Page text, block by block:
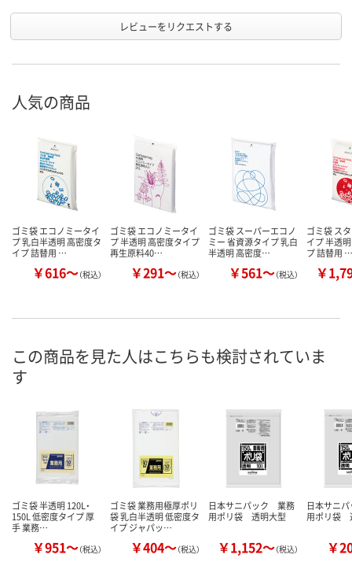
レビューをリクエストする
人気の商品
ゴミ袋 エコノミータイ
プ 乳白半透明 高密度タ
イプ 詰替用 …
￥616～（税込）
ゴミ袋 エコノミータイ
プ 半透明 高密度タイプ
再生原料40…
￥291～（税込）
ゴミ袋 スーパーエコノ
ミー 省資源タイプ 乳白
半透明 高密度…
￥561～（税込）
ゴミ袋 ス
イプ 半透
プ 詰替用 …
￥
この商品を見た人はこちらも検討されていま
す
ゴミ袋 半透明 120L・
150L 低密度タイプ 厚
手 業務…
￥951～（税込）
ゴミ袋 業務用極厚ポリ
袋 乳白半透明 低密度タ
イプ ジャパッ…
￥404～（税込）
日本サニパック 業務
用ポリ袋 透明大型
￥1,152～（税込）
日本サニ
用ポリ袋
￥